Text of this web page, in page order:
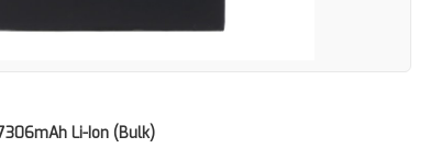
Li-Ion (Bulk)